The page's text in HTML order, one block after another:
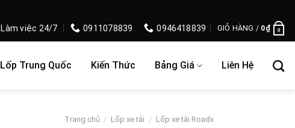
Làm việc 24/7 0911078839 0946418839 GIỎ HÀNG / 0₫ 0
Lốp Trung Quốc Kiến Thức Bảng Giá Liên Hệ
Trang chủ / Lốp xe tải / Lốp xe tải Roadx